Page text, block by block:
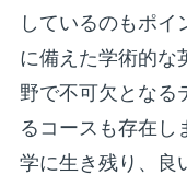
しているのもポイ
に備えた学術的な
野で不可欠となる
るコースも存在し
学に生き残り、良